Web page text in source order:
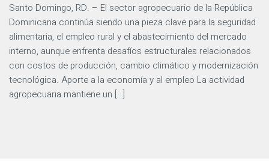
Santo Domingo, RD. – El sector agropecuario de la República
Dominicana continúa siendo una pieza clave para la seguridad
alimentaria, el empleo rural y el abastecimiento del mercado
interno, aunque enfrenta desafíos estructurales relacionados
con costos de producción, cambio climático y modernización
tecnológica. Aporte a la economía y al empleo La actividad
agropecuaria mantiene un […]